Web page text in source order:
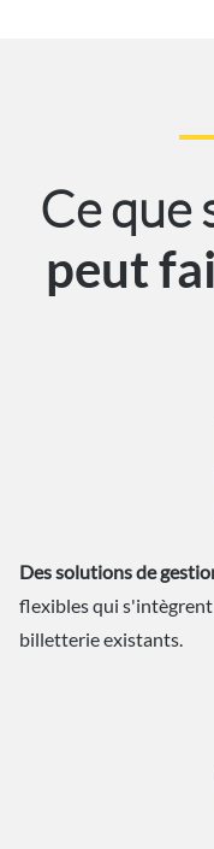
Ce que
peut
Des solutions de
flexibles qui
billetterie existants.